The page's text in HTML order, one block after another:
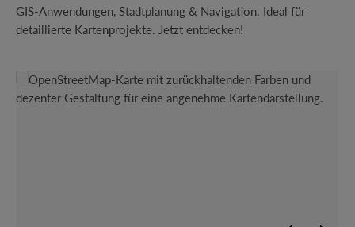
GIS-Anwendungen, Stadtplanung & Navigation. Ideal für
detaillierte Kartenprojekte. Jetzt entdecken!
Bildergalerie überspringen